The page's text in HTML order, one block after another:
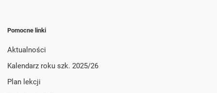
Pomocne linki
Aktualności
Kalendarz roku szk. 2025/26
Plan lekcji